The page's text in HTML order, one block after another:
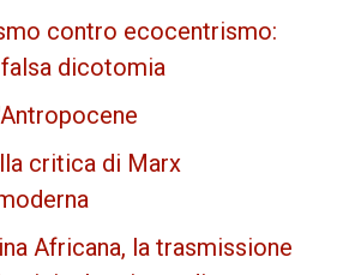
contro ecocentrismo:
falsa dicotomia
critica di Marx
Africana, la trasmissione